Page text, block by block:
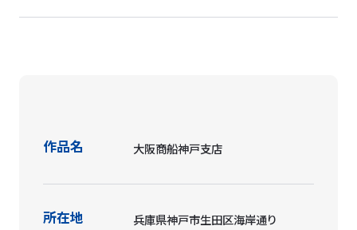
作品名 大阪商船神戸支店
所在地 兵庫県神戸市生田区海岸通り